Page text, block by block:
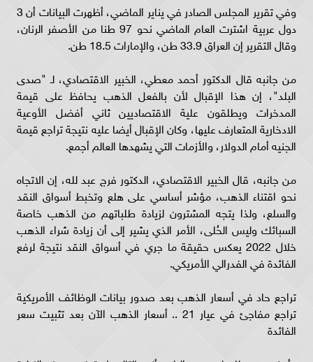
وفي تقرير المجلس الصادر في يناير الماضي، أظهرت البيانات أن 3
دول عربية اشترت العام الماضي نحو 97 طنا من الأصفر الرنان،
وقال التقرير إن العراق 33.9 طن، والإمارات 18.5 طن.
من جانبه قال الدكتور أحمد معطي، الخبير الاقتصادي، لـ "صدى
البلد"، إن هذا الإقبال لأن بالفعل الذهب يحافظ على قيمة
المدخرات ويطلقون علية الاقتصاديين ثاني أفضل الأوعية
الادخارية المتعارف عليها، وكان الإقبال أيضا عليه نتيجة تراجع قيمة
الجنيه أمام الدولار، والأزمات التي يشهدها العالم أجمع.
من جانبه، قال الخبير الاقتصادي، الدكتور فرج عبد لله، إن الاتجاه
نحو اقتناء الذهب، مؤشر أساسي على هلع وتخبط أسواق النقد
والسلع، ولذا يتجه المشترون لزيادة طلباتهم من الذهب خاصة
السبائك وليس الحُلى، الأمر الذي يشير إلى أن زيادة شراء الذهب
خلال 2022 يعكس حقيقة ما جري في أسواق النقد نتيجة لرفع
الفائدة في الفدرالي الأمريكي.
تراجع حاد في أسعار الذهب بعد صدور بيانات الوظائف الأمريكية
تراجع مفاجئ في عيار 21 .. أسعار الذهب الآن بعد تثبيت سعر
الفائدة